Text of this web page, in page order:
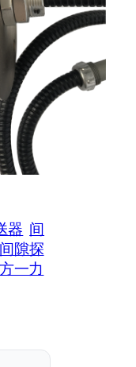
器 间
间隙探
一力